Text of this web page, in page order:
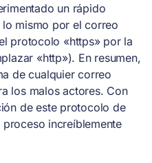
un rápido
mismo por el correo
protocolo «https» por la
«http»). En resumen,
de cualquier correo
los malos actores. Con
de este protocolo de
increíblemente